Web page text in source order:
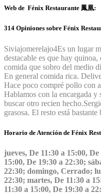
Web de Fénix Restaurante 鳳凰:
314 Opiniones sobre Fénix
Siviajomerelajo4Es un lugar
destacable es que hay
comida que sobro del medio
En general comida rica.
Hace poco compré pollo con
Hablamos con la encargada y
buscar otro recien hecho.
grasosa. El resto está
Horario de Atención de Fénix
jueves, De 11:30 a 15:00,
15:00, De 19:30 a 22:30;
22:30; domingo, Cerrado;
22:30; martes, De 11:30 a
11:30 a 15:00, De 19:30 a